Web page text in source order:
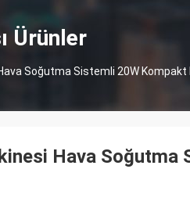
Ürünler
Soğutma Sistemli 20W Kompakt
Hava Soğutma